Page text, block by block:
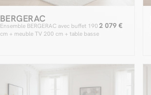
BERGERAC
Ensemble BERGERAC avec buffet 190
cm + meuble TV 200 cm + table basse
2 079 €